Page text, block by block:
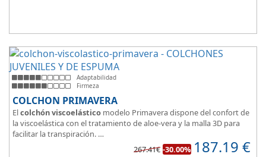
Adaptabilidad
Firmeza
COLCHON PRIMAVERA
Elcolchón viscoelástico modelo Primavera dispone del confort de
la viscoelástica con el tratamiento de aloe-vera y la malla 3D para
facilitar la transpiración.
Según medida del colchón estamos hablando tanto de un colchón
267.41€ -30.00% 187.19 €